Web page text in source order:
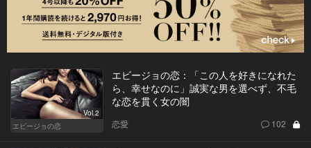
Vol.2
エビージョの恋
エビージョの恋：「この人を好きになれた
ら、幸せなのに」誠実な男を選べず、不毛
な恋を貫く女の闇
恋愛 102